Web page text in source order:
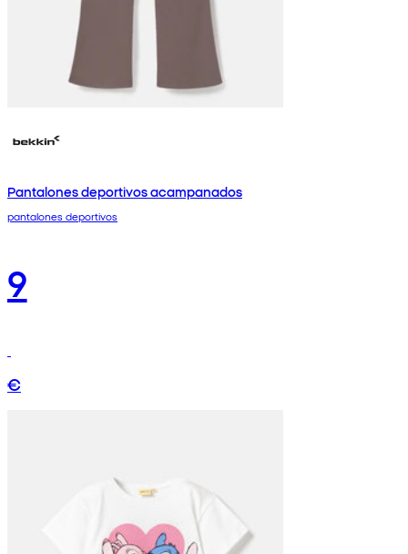
Pantalones deportivos acampanados
pantalones deportivos
9
€